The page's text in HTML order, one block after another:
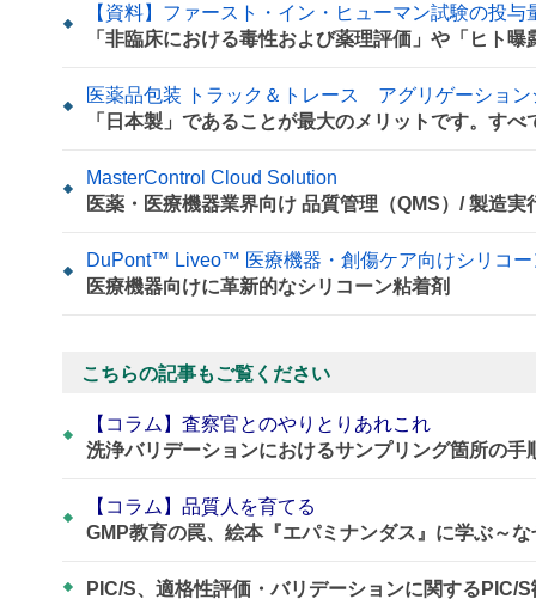
【資料】ファースト・イン・ヒューマン試験の投与
「非臨床における毒性および薬理評価」や「ヒト
医薬品包装 トラック＆トレース アグリゲーション
「日本製」であることが最大のメリットです。す
MasterControl Cloud Solution
医薬・医療機器業界向け 品質管理（QMS）/ 製造
DuPont™ Liveo™ 医療機器・創傷ケア向けシリコー
医療機器向けに革新的なシリコーン粘着剤
こちらの記事もご覧ください
【コラム】査察官とのやりとりあれこれ
洗浄バリデーションにおけるサンプリング箇所の手
【コラム】品質人を育てる
GMP教育の罠、絵本『エパミナンダス』に学ぶ～
PIC/S、適格性評価・バリデーションに関するPIC/